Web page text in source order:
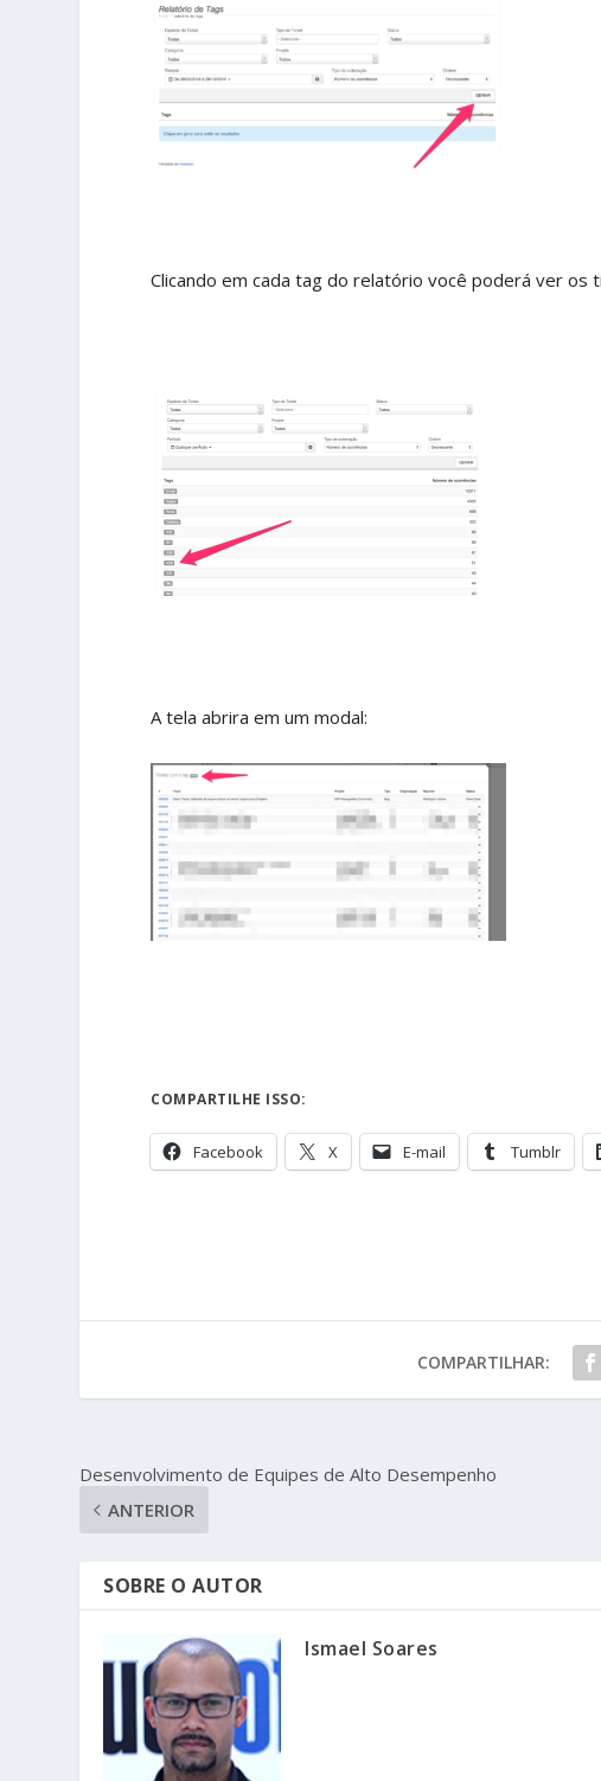
Clicando em cada tag do relatório você poderá ver os
A tela abrira em um modal:
COMPARTILHE ISSO:
Facebook X E-mail Tumblr
COMPARTILHAR:
Desenvolvimento de Equipes de Alto Desempenho
ANTERIOR
SOBRE O AUTOR
Ismael Soares